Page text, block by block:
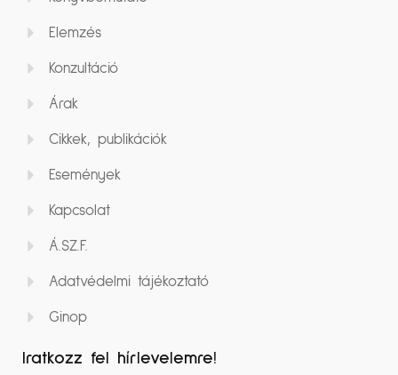
Elemzés
Konzultáció
Árak
Cikkek, publikációk
Események
Kapcsolat
Á.SZ.F.
Adatvédelmi tájékoztató
Ginop
Iratkozz fel hírlevelemre!